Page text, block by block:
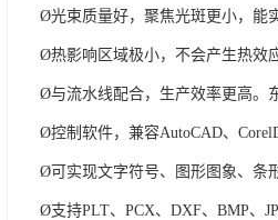
Ø光束质量好，聚焦光斑更小，能
Ø热影响区域极小，不会产生热效
Ø与流水线配合，生产效率更高。
Ø控制软件，兼容AutoCAD、
Ø可实现文字符号、图形图象、条
Ø支持PLT、PCX、DXF、BMP、